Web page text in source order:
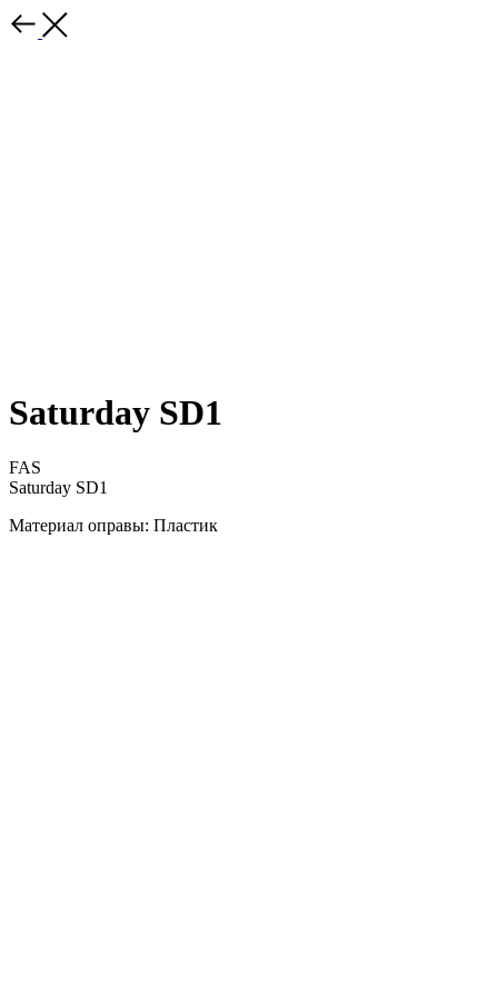
Saturday SD1
FAS
Saturday SD1
Материал оправы: Пластик